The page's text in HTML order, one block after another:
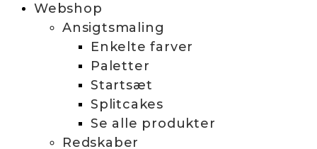
Webshop
Ansigtsmaling
Enkelte farver
Paletter
Startsæt
Splitcakes
Se alle produkter
Redskaber